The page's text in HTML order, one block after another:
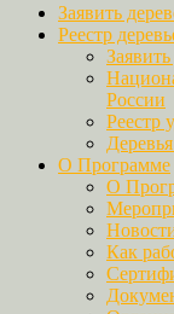
Заявить
Реестр
России
Реестр
О Программе
О
Как